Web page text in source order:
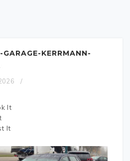
KERRMANN-
/
It
It